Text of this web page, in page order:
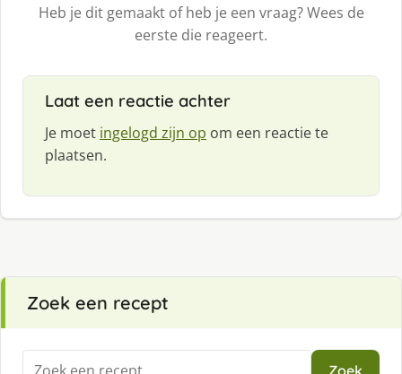
Heb je dit gemaakt of heb je een vraag? Wees de
eerste die reageert.
Laat een reactie achter
Je moet ingelogd zijn op om een reactie te
plaatsen.
Zoek een recept
Zoeken